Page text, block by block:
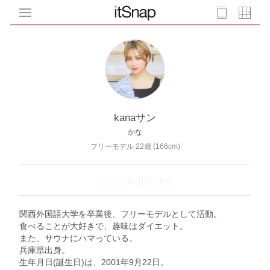
kanaサン
かな
フリーモデル 22歳 (166cm)
2 Coordinates
関西外国語大学を卒業後、フリーモデルとして活動。
食べることが大好きで、趣味はダイエット。
また、サウナにハマっている。
兵庫県出身。
生年月日(誕生日)は、2001年9月22日。